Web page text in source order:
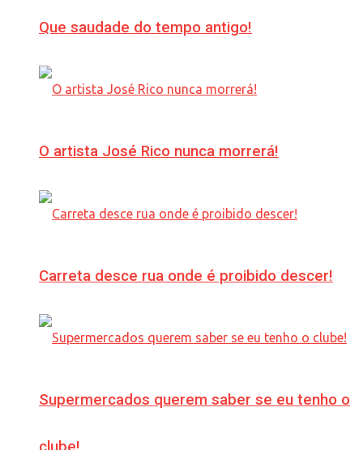
Que saudade do tempo antigo!
O artista José Rico nunca morrerá!
Carreta desce rua onde é proibido descer!
Supermercados querem saber se eu tenho o